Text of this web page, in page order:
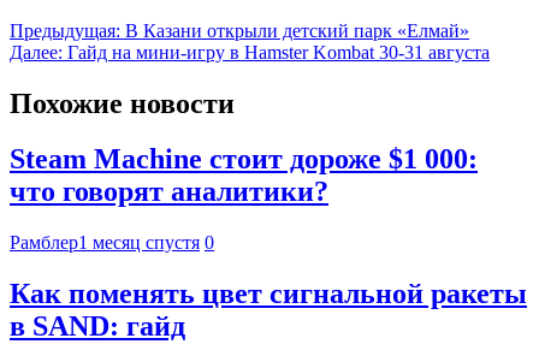
Предыдущая: В Казани открыли детский парк «Елмай»
Далее: Гайд на мини-игру в Hamster Kombat 30-31 августа
Похожие новости
Steam Machine стоит дороже $1 000:
что говорят аналитики?
Рамблер1 месяц спустя 0
Как поменять цвет сигнальной ракеты
в SAND: гайд